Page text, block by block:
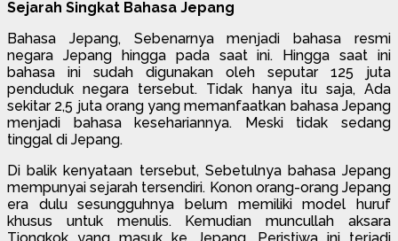
Sejarah Singkat Bahasa Jepang
Bahasa Jepang, Sebenarnya menjadi bahasa resmi
negara Jepang hingga pada saat ini. Hingga saat ini
bahasa ini sudah digunakan oleh seputar 125 juta
penduduk negara tersebut. Tidak hanya itu saja, Ada
sekitar 2,5 juta orang yang memanfaatkan bahasa Jepang
menjadi bahasa kesehariannya. Meski tidak sedang
tinggal di Jepang.
Di balik kenyataan tersebut, Sebetulnya bahasa Jepang
mempunyai sejarah tersendiri. Konon orang-orang Jepang
era dulu sesungguhnya belum memiliki model huruf
khusus untuk menulis. Kemudian muncullah aksara